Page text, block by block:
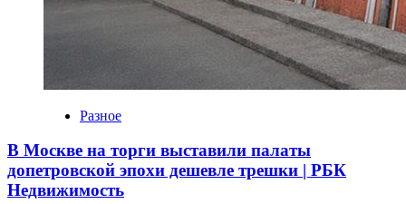
Разное
В Москве на торги выставили палаты
допетровской эпохи дешевле трешки | РБК
Недвижимость